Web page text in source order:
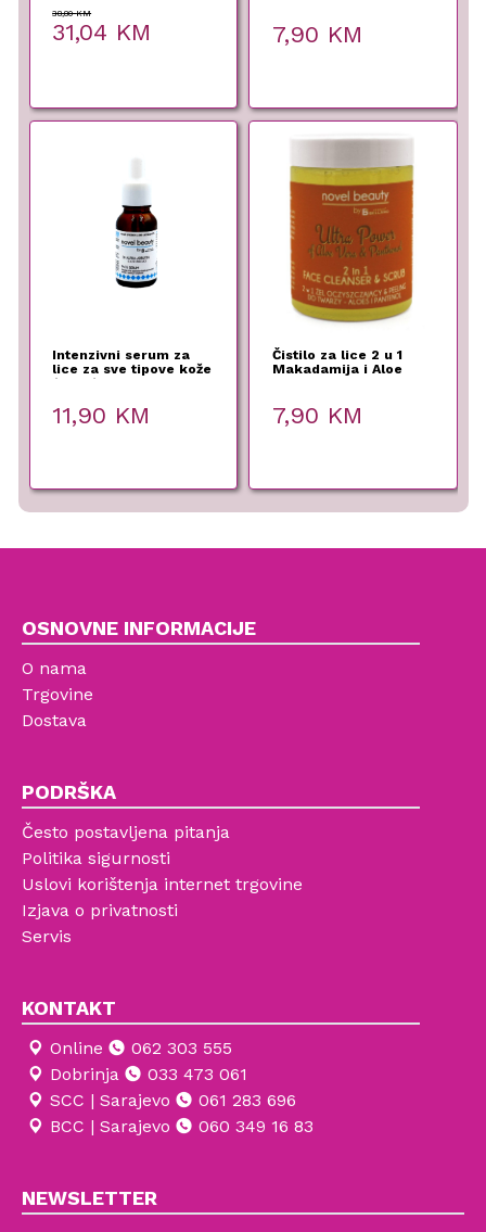
38,80KM
Original
price
31,04 KM
Current
price
7,90 KM
Intenzivni serum za
lice za sve tipove kože
(15 ml)
11,90 KM
Čistilo za lice 2 u 1
Makadamija i Aloe
7,90 KM
OSNOVNE INFORMACIJE
O nama
Trgovine
Dostava
PODRŠKA
Često postavljena pitanja
Politika sigurnosti
Uslovi korištenja internet trgovine
Izjava o privatnosti
Servis
KONTAKT
Online
062 303 555
Dobrinja
033 473 061
SCC | Sarajevo
061 283 696
BCC | Sarajevo
060 349 16 83
NEWSLETTER